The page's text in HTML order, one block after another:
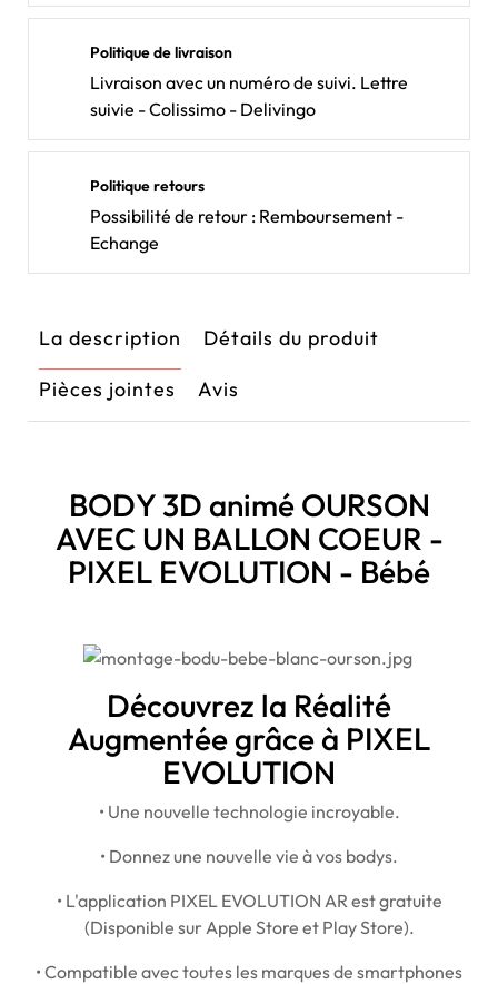
Politique de livraison
Livraison avec un numéro de suivi. Lettre
suivie - Colissimo - Delivingo
Politique retours
Possibilité de retour : Remboursement -
Echange
La description
Détails du produit
Pièces jointes
Avis
BODY 3D animé OURSON
AVEC UN BALLON COEUR -
PIXEL EVOLUTION - Bébé
Découvrez la Réalité
Augmentée grâce à PIXEL
EVOLUTION
• Une nouvelle technologie incroyable.
• Donnez une nouvelle vie à vos bodys.
• L'application PIXEL EVOLUTION AR est gratuite
(Disponible sur Apple Store et Play Store).
• Compatible avec toutes les marques de smartphones